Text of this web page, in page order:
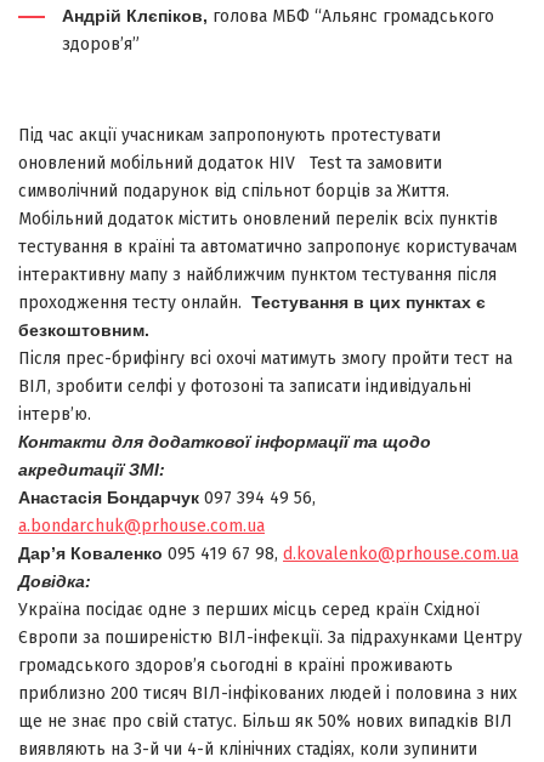
Андрій Клєпіков, голова МБФ “Альянс громадського
здоров’я”
Під час акції учасникам запропонують протестувати
оновлений мобільний додаток HIV Test та замовити
символічний подарунок від спільнот борців за Життя.
Мобільний додаток містить оновлений перелік всіх пунктів
тестування в країні та автоматично запропонує користувачам
інтерактивну мапу з найближчим пунктом тестування після
проходження тесту онлайн. Тестування в цих пунктах є
безкоштовним.
Після прес-брифінгу всі охочі матимуть змогу пройти тест на
ВІЛ, зробити селфі у фотозоні та записати індивідуальні
інтерв’ю.
Контакти для додаткової інформації та щодо
акредитації ЗМІ:
Анастасія Бондарчук 097 394 49 56,
a.bondarchuk@prhouse.com.ua
Дар’я Коваленко 095 419 67 98, d.kovalenko@prhouse.com.ua
Довідка:
Україна посідає одне з перших місць серед країн Східної
Європи за поширеністю ВІЛ-інфекції. За підрахунками Центру
громадського здоров’я сьогодні в країні проживають
приблизно 200 тисяч ВІЛ-інфікованих людей і половина з них
ще не знає про свій статус. Більш як 50% нових випадків ВІЛ
виявляють на 3-й чи 4-й клінічних стадіях, коли зупинити